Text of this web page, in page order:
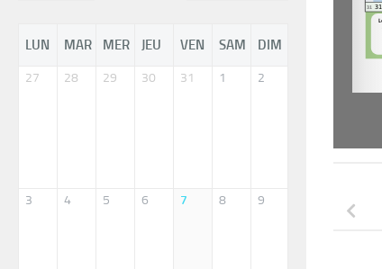
LUN MAR MER JEU VEN SAM DIM
27 28 29 30 31 1 2
3 4 5 6 7 8 9